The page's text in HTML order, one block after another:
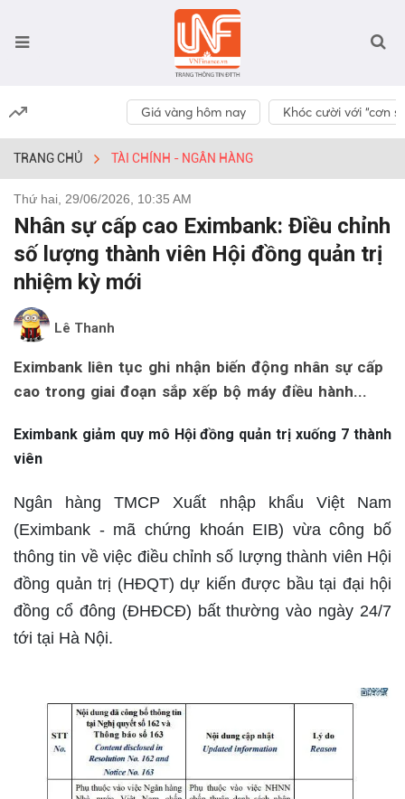
Giá vàng hôm nay Khóc cười với “cơn
TRANG CHỦ TÀI CHÍNH - NGÂN HÀNG
Thứ hai, 29/06/2026, 10:35 AM
Nhân sự cấp cao Eximbank: Điều chỉnh
số lượng thành viên Hội đồng quản trị
nhiệm kỳ mới
Lê Thanh
Eximbank liên tục ghi nhận biến động nhân sự cấp
cao trong giai đoạn sắp xếp bộ máy điều hành...
Eximbank giảm quy mô Hội đồng quản trị xuống 7 thành
viên
Ngân hàng TMCP Xuất nhập khẩu Việt Nam
(Eximbank - mã chứng khoán EIB) vừa công bố
thông tin về việc điều chỉnh số lượng thành viên Hội
đồng quản trị (HĐQT) dự kiến được bầu tại đại hội
đồng cổ đông (ĐHĐCĐ) bất thường vào ngày 24/7
tới tại Hà Nội.